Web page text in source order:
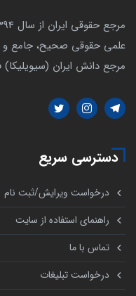
علمی حقوقی صحیح، جامع و
مرجع دانش ایران
دسترسی سریع
درخواست ویرایش/ثبت نام
راهنمای استفاده از سایت
تماس با ما
درخواست تبلیغات